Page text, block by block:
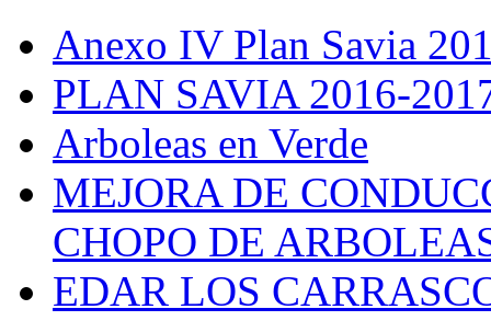
Anexo IV Plan Savia
PLAN SAVIA 2016-
Arboleas en Verde
MEJORA DE
CHOPO DE
EDAR LOS